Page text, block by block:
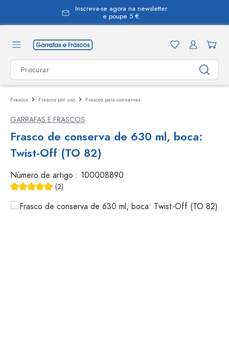
Inscreva-se agora na newsletter
e poupe 5 €
Frascos Frascos por uso Frascos para conservas
GARRAFAS E FRASCOS
Frasco de conserva de 630 ml, boca:
Twist-Off (TO 82)
Número de artigo : 100008890
(2)